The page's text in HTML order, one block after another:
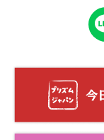
7月31日 大祓式
茅の輪で夏越の
銅の鳥居側の花
拝の順に。混雑
鳥居前で一礼→
ろえて上がる→
は景色の良い踊